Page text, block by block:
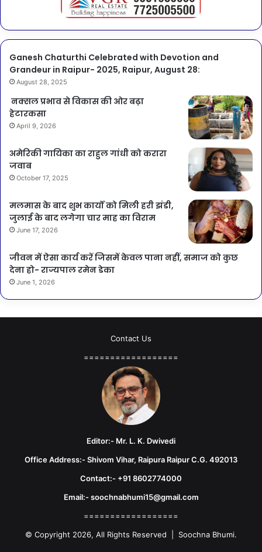
Ganesh Chaturthi Celebrated with Devotion and
Grandeur in Raipur- 2025, Raipur, August 28:
August 28, 2025
नक्सल प्रभाव से विकास की ओर बढ़ा
हेटारकसा
April 9, 2026
अमेरिकी गायिका का राहुल गांधी को करारा
जवाब
October 17, 2025
मलमास के बाद शुभ कार्यों को मिली हरी झंडी,
जुलाई के बाद लगेगा चार माह का विराम
June 17, 2026
जीवन में ऐसा कार्य करें जिसमें केवल पाना नहीं, समाज को कुछ
देना हो- राज्यपाल रमेन डेका
June 1, 2026
Contact Us
==================
Editor:- Mr. L. K. Dwivedi
Office Address:- Shivom Vihar, Raipura Raipur C.G. 492013
Contact:- +91 8602774000
Email:- soochnabhumi15@gmail.com
==================
© Copyright 2026, All Rights Reserved | Soochna Bhumi.